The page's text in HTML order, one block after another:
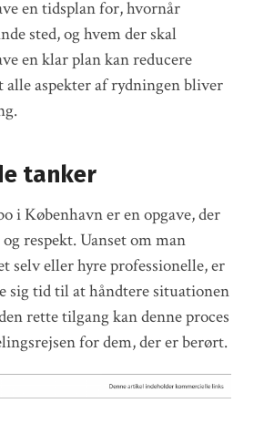
en tidsplan for, hvornår
sted, og hvem der skal
en klar plan kan reducere
alle aspekter af rydningen bliver
tanker
i København er en opgave, der
respekt. Uanset om man
selv eller hyre professionelle, er
sig tid til at håndtere situationen
rette tilgang kan denne proces
for dem, der er berørt.